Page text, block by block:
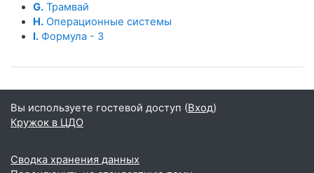
G. Трамвай
H. Операционные системы
I. Формула - 3
Вы используете гостевой доступ (Вход)
Кружок в ЦДО
Сводка хранения данных